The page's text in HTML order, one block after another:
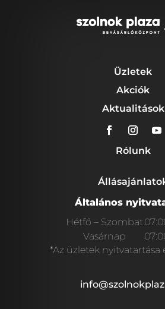
Üzletek
Akciók
Aktualitások
Rólunk
Általános
Hétfő – Szombat
Vasárnap
*Az üzletek nyitvatartása